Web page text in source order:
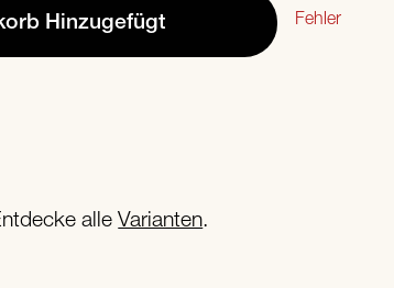
Hinzugefügt Fehler
alleVarianten.